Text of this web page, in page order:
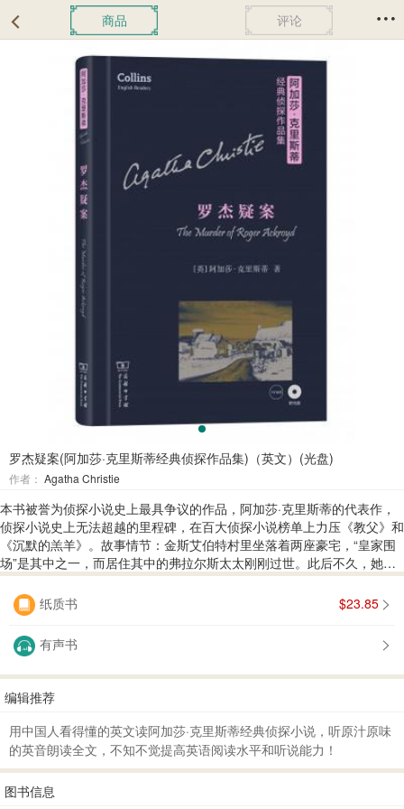
商品 评论
罗杰疑案(阿加莎·克里斯蒂经典侦探作品集)（英文）(光盘)
作者： Agatha Christie
本书被誉为侦探小说史上最具争议的作品，阿加莎·克里斯蒂的代表作，
侦探小说史上无法超越的里程碑，在百大侦探小说榜单上力压《教父》和
《沉默的羔羊》。故事情节：金斯艾伯特村里坐落着两座豪宅，“皇家围
场”是其中之一，而居住其中的弗拉尔斯太太刚刚过世。此后不久，她的
情人，也就是住在另一所大宅里的罗杰·艾克罗伊德先生便得知，弗拉尔
斯太太一年前杀害了自己的丈夫，最终因愧疚而自杀。更重要的是，罗杰
还发现她在死之前一直被一个神秘人敲诈。他展开她最后的来信，打算读
出那个人的名字，可惜没有人听到。
纸质书 $23.85
有声书
编辑推荐
用中国人看得懂的英文读阿加莎·克里斯蒂经典侦探小说，听原汁原味
的英音朗读全文，不知不觉提高英语阅读水平和听说能力！
图书信息